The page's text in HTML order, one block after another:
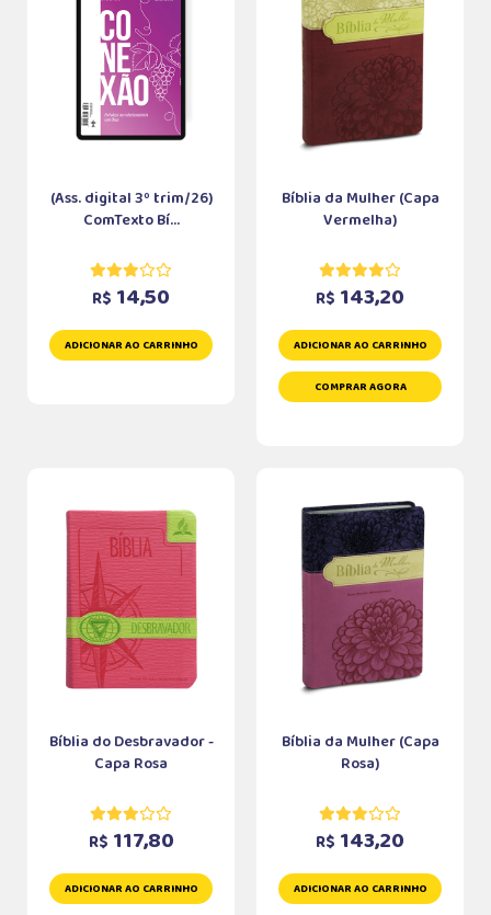
(Ass. digital 3º trim/26)
ComTexto Bí...
R$ 14,50
ADICIONAR AO CARRINHO
Bíblia da Mulher (Capa
Vermelha)
R$ 143,20
ADICIONAR AO CARRINHO
COMPRAR AGORA
Bíblia do Desbravador -
Capa Rosa
R$ 117,80
ADICIONAR AO CARRINHO
Bíblia da Mulher (Capa
Rosa)
R$ 143,20
ADICIONAR AO CARRINHO